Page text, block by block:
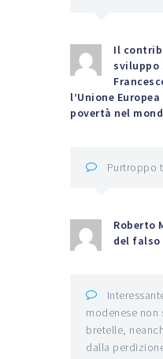
Il
sviluppo
l’Unione
povertà nel
Purtroppo
Roberto
del falso
modenese non
bretelle,
dalla